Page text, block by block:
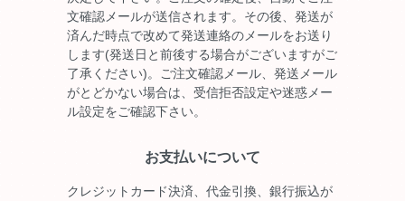
文確認メールが送信されます。その後、発送が
済んだ時点で改めて発送連絡のメールをお送り
します(発送日と前後する場合がございますがご
了承ください)。ご注文確認メール、発送メール
がとどかない場合は、受信拒否設定や迷惑メー
ル設定をご確認下さい。
お支払いについて
クレジットカード決済、代金引換、銀行振込が